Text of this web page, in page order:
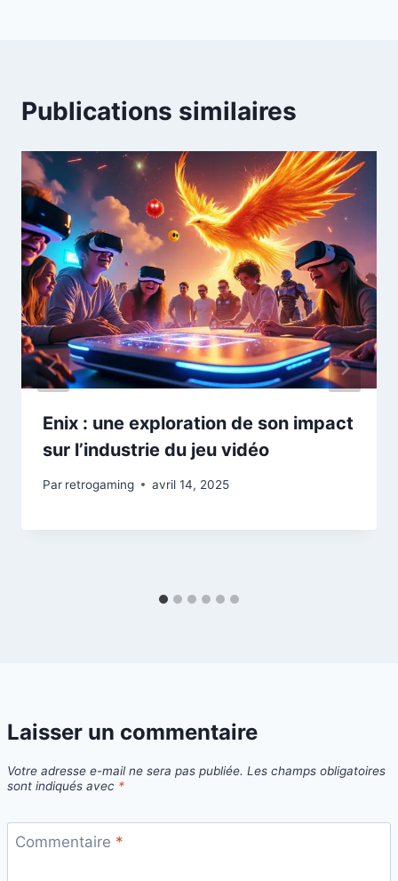
Publications similaires
Enix : une exploration de son impact
sur l’industrie du jeu vidéo
Par retrogaming avril 14, 2025
Laisser un commentaire
Votre adresse e-mail ne sera pas publiée. Les champs obligatoires
sont indiqués avec *
Commentaire *